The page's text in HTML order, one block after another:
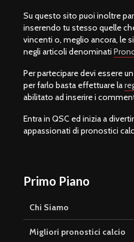
Su questo sito puoi inoltre
inserendo tu stesso quelle
vincenti o, meglio ancora, le
negli articoli denominati
Per partecipare devi essere
per farlo basta effettuare la
abilitato ad inserire i
Entra in QSC ed inizia a
appassionati di pronostici
Primo Piano
Chi Siamo
Migliori pronostici calcio